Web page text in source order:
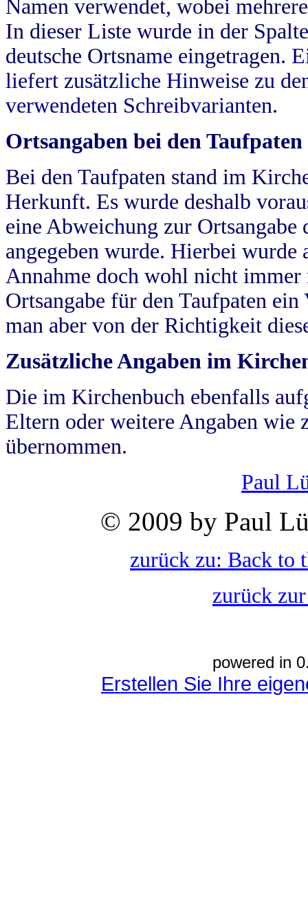
Namen verwendet, wobei
In dieser Liste wurde in der
deutsche Ortsname eingetragen.
liefert zusätzliche Hinweise zu
verwendeten Schreibvarianten.
Ortsangaben bei den Taufpaten
Bei den Taufpaten stand im
Herkunft. Es wurde deshalb
eine Abweichung zur
angegeben wurde. Hierbei wurde
Annahme doch wohl nicht
Ortsangabe für den Taufpaten
man aber von der Richtigkeit
Zusätzliche Angaben im
Die im Kirchenbuch ebenfalls
Eltern oder weitere Angaben wie
übernommen.
Paul
© 2009 by Paul
zurück zu: Back to
zurück
powered in
Erstellen Sie Ihre